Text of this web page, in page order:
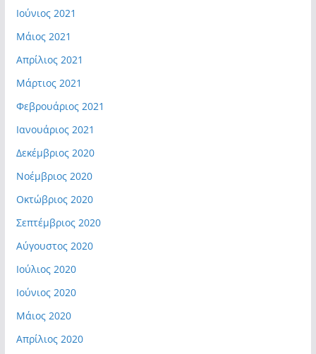
Ιούνιος 2021
Μάιος 2021
Απρίλιος 2021
Μάρτιος 2021
Φεβρουάριος 2021
Ιανουάριος 2021
Δεκέμβριος 2020
Νοέμβριος 2020
Οκτώβριος 2020
Σεπτέμβριος 2020
Αύγουστος 2020
Ιούλιος 2020
Ιούνιος 2020
Μάιος 2020
Απρίλιος 2020